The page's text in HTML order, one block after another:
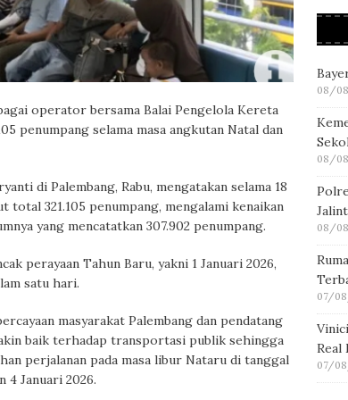
operator bersama Balai Pengelola Kereta
penumpang selama masa angkutan Natal dan
di Palembang, Rabu, mengatakan selama 18
total 321.105 penumpang, mengalami kenaikan
yang mencatatkan 307.902 penumpang.
perayaan Tahun Baru, yakni 1 Januari 2026,
satu hari.
masyarakat Palembang dan pendatang
baik terhadap transportasi publik sehingga
perjalanan pada masa libur Nataru di tanggal
4 Januari 2026.
08/
08/
08/
07/
Real
07/